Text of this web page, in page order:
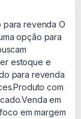
para revenda O
opção para
estoque e
para revenda
com
em
em margem